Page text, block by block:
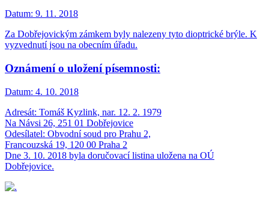
Datum: 9. 11. 2018
Za Dobřejovickým zámkem byly nalezeny tyto dioptrické brýle. K
vyzvednutí jsou na obecním úřadu.
Oznámení o uložení písemnosti:
Datum: 4. 10. 2018
Adresát: Tomáš Kyzlink, nar. 12. 2. 1979
Na Návsi 26, 251 01 Dobřejovice
Odesílatel: Obvodní soud pro Prahu 2,
Francouzská 19, 120 00 Praha 2
Dne 3. 10. 2018 byla doručovací listina uložena na OÚ
Dobřejovice.